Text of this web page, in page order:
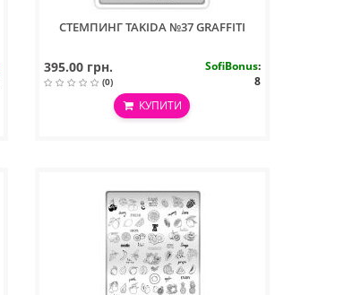
СТЕМПИНГ TAKIDA №37 GRAFFITI
395.00 грн.
(0)
SofiBonus:
8
КУПИТИ